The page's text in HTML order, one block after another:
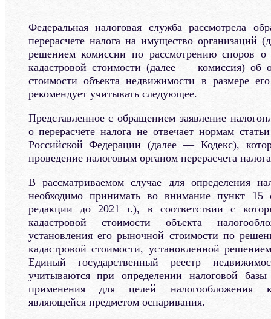
Федеральная налоговая служба рассмотрела
перерасчете налога на имущество организаций
решением комиссии по рассмотрению споров о
кадастровой стоимости (далее — комиссия) об
стоимости объекта недвижимости в размере
рекомендует учитывать следующее.
Представленное с обращением заявление
о перерасчете налога не отвечает нормам
Российской Федерации (далее — Кодекс),
проведение налоговым органом перерасчета
В рассматриваемом случае для определения
необходимо принимать во внимание пункт 15
редакции до 2021 г.), в соответствии с
кадастровой стоимости объекта
установления его рыночной стоимости по
кадастровой стоимости, установленной
Единый государственный реестр
учитываются при определении налоговой
применения для целей налогообложения
являющейся предметом оспаривания.